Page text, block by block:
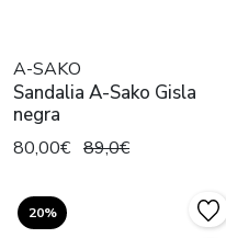
A-SAKO
Sandalia A-Sako Gisla
negra
80,00€ 89,0€
20%